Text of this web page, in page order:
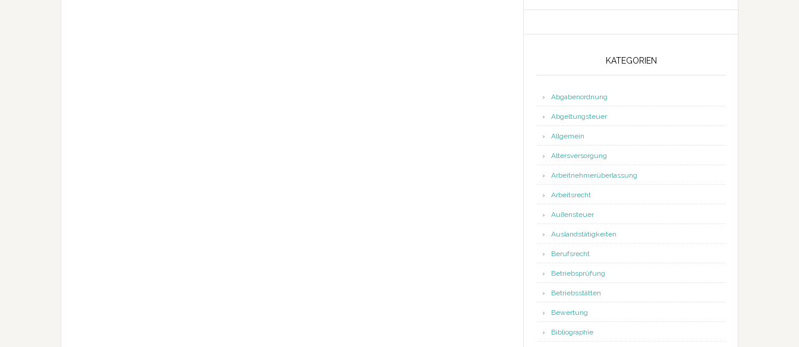
KATEGORIEN
Abgabenordnung
Abgeltungsteuer
Allgemein
Altersversorgung
Arbeitnehmerüberlassung
Arbeitsrecht
Außensteuer
Auslandstätigkeiten
Berufsrecht
Betriebsprüfung
Betriebsstätten
Bewertung
Bibliographie